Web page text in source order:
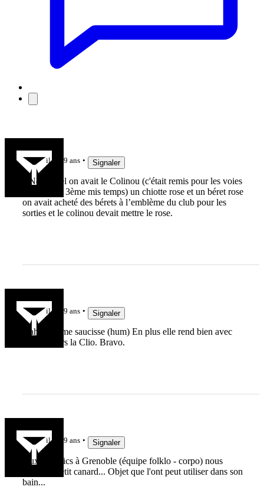
il y a 9 ans Signaler
à Neuchâtel on avait le Colinou (c'était remis pour les voies
de fait post 3ème mis temps) un chiotte rose et un béret rose
on avait acheté des bérets à l’emblème du club pour les
sorties et le colinou devait mettre le rose.
il y a 9 ans Signaler
Haha énorme saucisse (hum) En plus elle rend bien avec
ces couleurs la Clio. Bravo.
il y a 9 ans Signaler
Aux Lunatics à Grenoble (équipe folklo - corpo) nous
avons le petit canard... Objet que l'ont peut utiliser dans son
bain...